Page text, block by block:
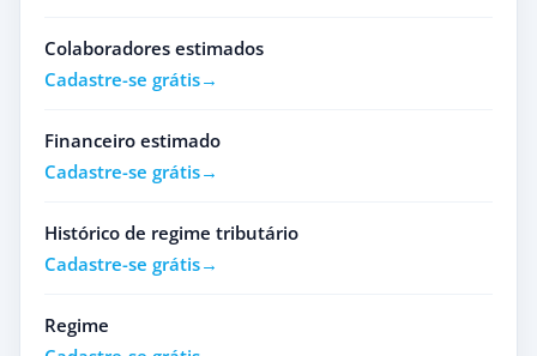
Colaboradores estimados
Cadastre-se grátis
Financeiro estimado
Cadastre-se grátis
Histórico de regime tributário
Cadastre-se grátis
Regime